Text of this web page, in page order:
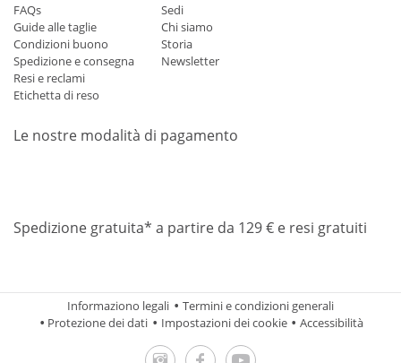
FAQs
Guide alle taglie
Condizioni buono
Spedizione e consegna
Resi e reclami
Etichetta di reso
Sedi
Chi siamo
Storia
Newsletter
Le nostre modalità di pagamento
Spedizione gratuita* a partire da 129 € e resi gratuiti
Informaziono legali
Termini e condizioni generali
Protezione dei dati
Impostazioni dei cookie Accessibilità